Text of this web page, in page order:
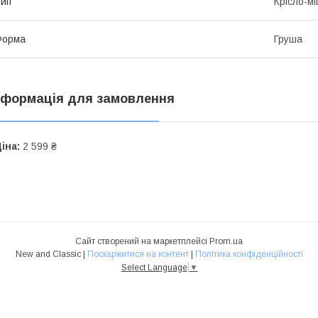
Груша
для замовлення
2 599 ₴
Сайт створений на маркетплейсі Prom.ua
New and Classic | Поскаржитися на контент | Політика конфіденційності
Select Language ▼